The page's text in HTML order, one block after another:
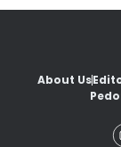
About Us